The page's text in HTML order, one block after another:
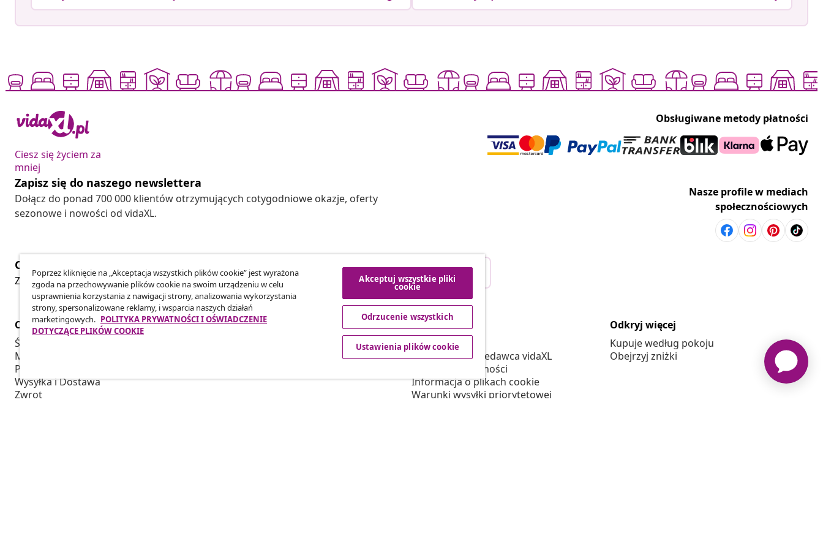
Ciesz się życiem za
mniej
Obsługiwane metody płatności
Zapisz się do naszego newslettera
Dołącz do ponad 700 000 klientów otrzymujących cotygodniowe okazje, oferty
sezonowe i nowości od vidaXL.
Nasze profile w mediach
społecznościowych
Odstąpienie od umowy
Złóż wniosek o odstąpienie od umowy dotyczącej Twojego zamówienia.
Odstąpienie od umowy
Obsługa Klienta
Śledź swoje zamówienie
Moje konto
Płatność
Wysyłka i Dostawa
Zwrot
Biznes
vidaXL
O nas
Regulamin Sprzedawca vidaXL
Polityka prywatności
Informacja o plikach cookie
Warunki wysyłki priorytetowej
Odkryj więcej
Kupuje według pokoju
Obejrzyj zniżki
Poprzez kliknięcie na „Akceptacja wszystkich plików cookie” jest wyrażona
zgoda na przechowywanie plików cookie na swoim urządzeniu w celu
usprawnienia korzystania z nawigacji strony, analizowania wykorzystania
strony, spersonalizowane reklamy, i wsparcia naszych działań
marketingowych. POLITYKA PRYWATNOŚCI I OŚWIADCZENIE
DOTYCZĄCE PLIKÓW COOKIE
Akceptuj wszystkie pliki
cookie
Odrzucenie wszystkich
Ustawienia plików cookie